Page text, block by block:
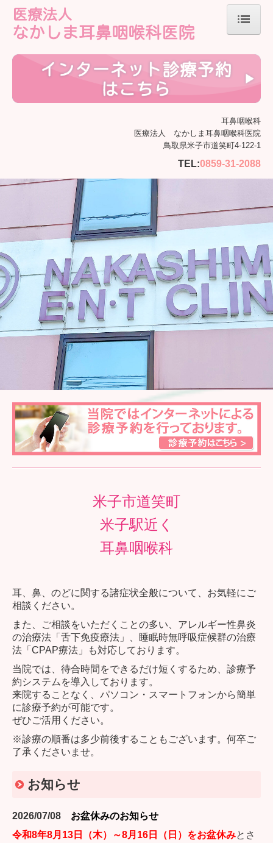
院長紹介
喉の疾患
めまい・耳鳴り
施設基準等
施設・設備のご案内
交通案内
耳鼻咽喉科
医療法人 なかしま耳鼻咽喉科医院
鳥取県米子市道笑町4-122-1
TEL:0859-31-2088
米子市道笑町
米子駅近く
耳鼻咽喉科
耳、鼻、のどに関する諸症状全般について、お気軽にご
相談ください。
また、ご相談をいただくことの多い、アレルギー性鼻炎
の治療法「舌下免疫療法」、睡眠時無呼吸症候群の治療
法「CPAP療法」も対応しております。
当院では、待合時間をできるだけ短くするため、診療予
約システムを導入しております。
来院することなく、パソコン・スマートフォンから簡単
に診療予約が可能です。
ぜひご活用ください。
※診療の順番は多少前後することもございます。何卒ご
了承くださいませ。
お知らせ
2026/07/08
お盆休みのお知らせ
令和8年8月13日（木）～8月16日（日）をお盆休みとさ